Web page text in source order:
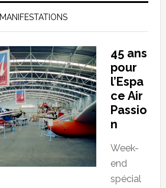
MANIFESTATIONS
45 ans
pour
l’Espa
ce Air
Passio
n
Week-
end
spécial